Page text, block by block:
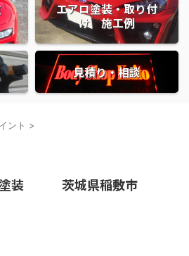
エアロ塗装・取り付
け 施工例
見積り・相談
ント >
塗装 茨城県稲敷市